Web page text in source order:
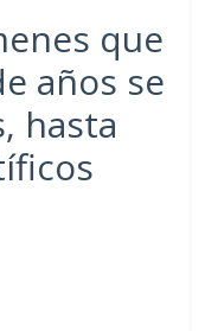
que
años se
hasta